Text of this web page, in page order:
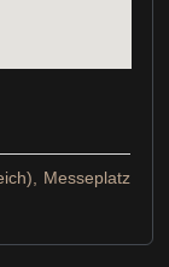
Messeplatz